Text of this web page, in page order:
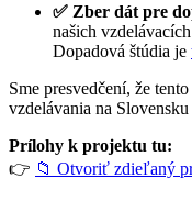
✅ Zber dát pre
našich
Dopadová štúdia je
Sme presvedčení, že
vzdelávania na
Prílohy k projektu tu:
👉 📁 Otvoriť zdieľaný